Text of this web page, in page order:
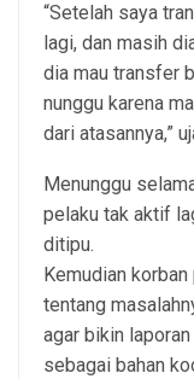
“Setelah saya
lagi, dan masih
dia mau transfer
nunggu karena
dari atasannya,”
Menunggu
pelaku tak aktif
ditipu.
Kemudian
tentang
agar bikin
sebagai bahan